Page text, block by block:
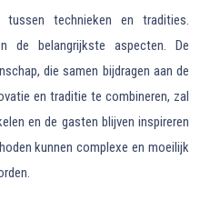
technieken en tradities.
de belangrijkste aspecten. De
die samen bijdragen aan de
en traditie te combineren, zal
en de gasten blijven inspireren
kunnen complexe en moeilijk